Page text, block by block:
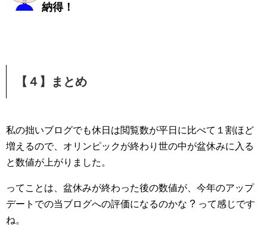
納得！
【４】まとめ
私の拙いブログでも休日は閲覧数が平日に比べて１割ほど
増えるので、オリンピックが終わり世の中が盆休みに入る
と数値が上がりました。
ってことは、盆休みが終わった後の数値が、今年のアップ
デートでの当ブログへの評価になるのかな ？ って感じです
ね。